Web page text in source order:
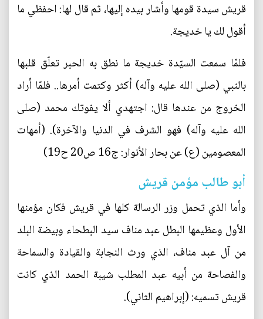
قريش سيدة قومها وأشار بيده إليها، ثم قال لها: احفظي ما
أقول لك يا خديجة.
فلمّا سمعت السيّدة خديجة ما نطق به الحبر تعلّق قلبها
بالنبي (صلى الله عليه وآله) أكثر وكتمت أمرها.. فلمّا أراد
الخروج من عندها قال: اجتهدي ألا يفوتك محمد (صلى
الله عليه وآله) فهو الشرف في الدنيا والآخرة). (أمهات
المعصومين (ع) عن بحار الأنوار: ج16 ص20 ح19)
أبو طالب مؤمن قريش
وأما الذي تحمل وزر الرسالة كلها في قريش فكان مؤمنها
الأول وعظيمها البطل عبد مناف سيد البطحاء وبيضة البلد
من آل عبد مناف، الذي ورث النجابة والقيادة والسماحة
والفصاحة من أبيه عبد المطلب شيبة الحمد الذي كانت
قريش تسميه: (إبراهيم الثاني).